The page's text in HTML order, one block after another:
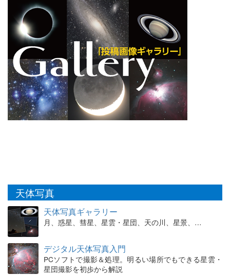
天体写真
天体写真ギャラリー
月、惑星、彗星、星雲・星団、天の川、星景、…
デジタル天体写真入門
PCソフトで撮影＆処理。明るい場所でもできる星雲・
星団撮影を初歩から解説